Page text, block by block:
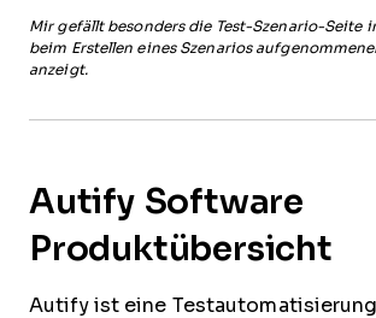
Mir gefällt besonders die Test-Szenario-Seite
beim Erstellen eines Szenarios
anzeigt.
Autify Software
Produktübersicht
Autify ist eine